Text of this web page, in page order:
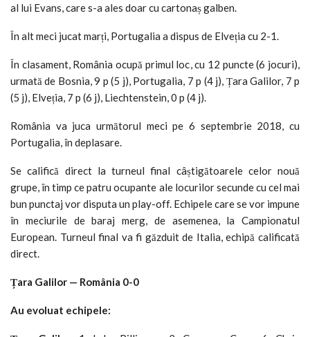
al lui Evans, care s-a ales doar cu cartonaș galben.
În alt meci jucat marți, Portugalia a dispus de Elveția cu 2-1.
În clasament, România ocupă primul loc, cu 12 puncte (6 jocuri),
urmată de Bosnia, 9 p (5 j), Portugalia, 7 p (4 j), Țara Galilor, 7 p
(5 j), Elveția, 7 p (6 j), Liechtenstein, 0 p (4 j).
România va juca următorul meci pe 6 septembrie 2018, cu
Portugalia, în deplasare.
Se califică direct la turneul final câștigătoarele celor nouă
grupe, în timp ce patru ocupante ale locurilor secunde cu cel mai
bun punctaj vor disputa un play-off. Echipele care se vor impune
în meciurile de baraj merg, de asemenea, la Campionatul
European. Turneul final va fi găzduit de Italia, echipă calificată
direct.
Țara Galilor — România 0-0
Au evoluat echipele: